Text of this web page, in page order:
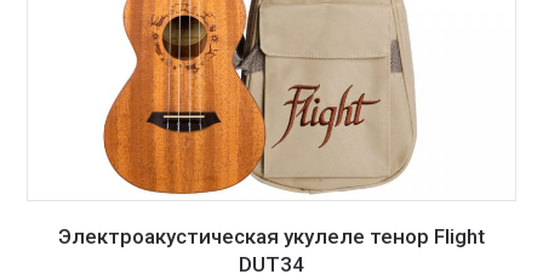
Электроакустическая укулеле тенор Flight
DUT34